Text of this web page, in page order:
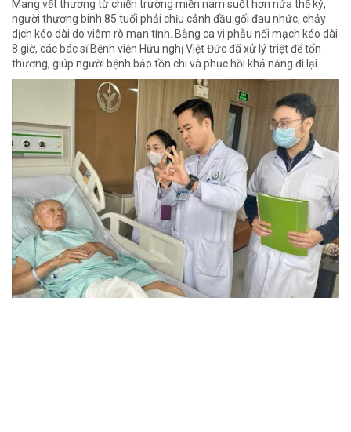
Mang vết thương từ chiến trường miền nam suốt hơn nửa thế kỷ,
người thương binh 85 tuổi phải chịu cảnh đầu gối đau nhức, chảy
dịch kéo dài do viêm rò mạn tính. Bằng ca vi phẫu nối mạch kéo dài
8 giờ, các bác sĩ Bệnh viện Hữu nghị Việt Đức đã xử lý triệt để tổn
thương, giúp người bệnh bảo tồn chi và phục hồi khả năng đi lại.